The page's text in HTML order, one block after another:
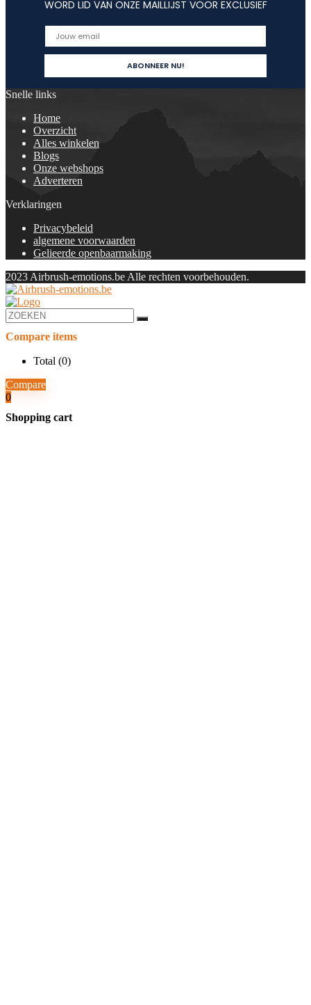
WORD LID VAN ONZE MAILLIJST VOOR EXCLUSIEF
Snelle links
Home
Overzicht
Alles winkelen
Blogs
Onze webshops
Adverteren
Verklaringen
Privacybeleid
algemene voorwaarden
Gelieerde openbaarmaking
2023 Airbrush-emotions.be Alle rechten voorbehouden.
Compare items
Total (0)
Compare
0
Shopping cart